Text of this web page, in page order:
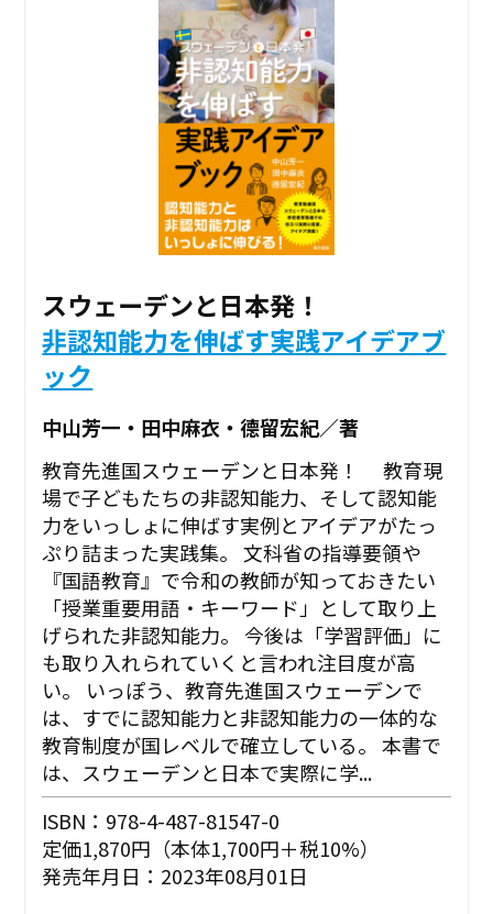
スウェーデンと日本発！
非認知能力を伸ばす実践アイデアブ
ック
中山芳一・田中麻衣・德留宏紀／著
教育先進国スウェーデンと日本発！ 教育現
場で子どもたちの非認知能力、そして認知能
力をいっしょに伸ばす実例とアイデアがたっ
ぷり詰まった実践集。 文科省の指導要領や
『国語教育』で令和の教師が知っておきたい
「授業重要用語・キーワード」として取り上
げられた非認知能力。 今後は「学習評価」に
も取り入れられていくと言われ注目度が高
い。 いっぽう、教育先進国スウェーデンで
は、すでに認知能力と非認知能力の一体的な
教育制度が国レベルで確立している。 本書で
は、スウェーデンと日本で実際に学...
ISBN：978-4-487-81547-0
定価1,870円（本体1,700円＋税10%）
発売年月日：2023年08月01日